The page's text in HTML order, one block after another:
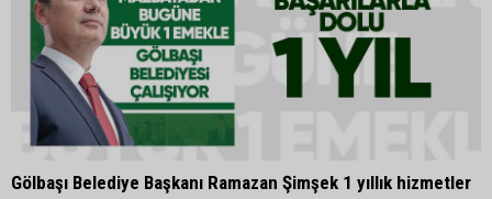
Gölbaşı Belediye Başkanı Ramazan Şimşek 1 yıllık hizmetler